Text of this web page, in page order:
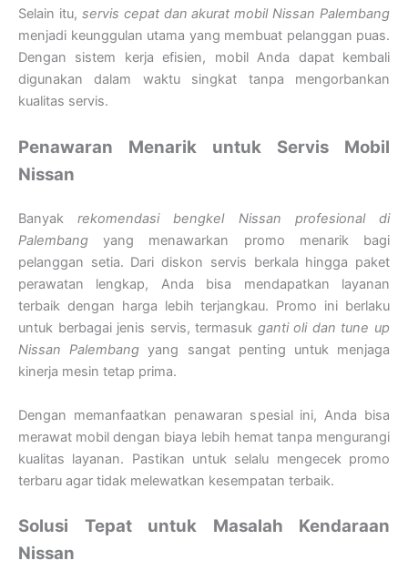
Selain itu, servis cepat dan akurat mobil Nissan Palembang
menjadi keunggulan utama yang membuat pelanggan puas.
Dengan sistem kerja efisien, mobil Anda dapat kembali
digunakan dalam waktu singkat tanpa mengorbankan
kualitas servis.
Penawaran Menarik untuk Servis Mobil
Nissan
Banyakrekomendasi bengkel Nissan profesional di
Palembang yang menawarkan promo menarik bagi
pelanggan setia. Dari diskon servis berkala hingga paket
perawatan lengkap, Anda bisa mendapatkan layanan
terbaik dengan harga lebih terjangkau. Promo ini berlaku
untuk berbagai jenis servis, termasuk ganti oli dan tune up
Nissan Palembang yang sangat penting untuk menjaga
kinerja mesin tetap prima.
Dengan memanfaatkan penawaran spesial ini, Anda bisa
merawat mobil dengan biaya lebih hemat tanpa mengurangi
kualitas layanan. Pastikan untuk selalu mengecek promo
terbaru agar tidak melewatkan kesempatan terbaik.
Solusi Tepat untuk Masalah Kendaraan
Nissan